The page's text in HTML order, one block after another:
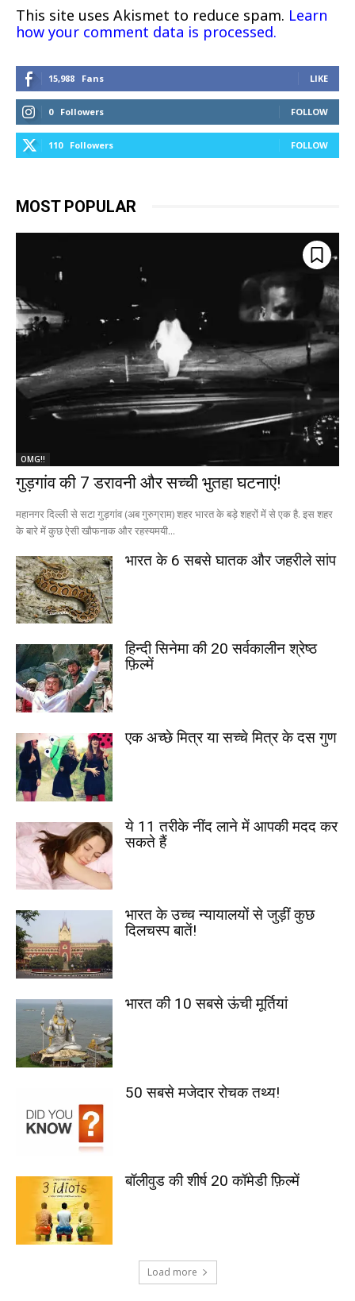
This site uses Akismet to reduce spam. Learn
how your comment data is processed.
15,988 Fans LIKE
0 Followers FOLLOW
110 Followers FOLLOW
MOST POPULAR
OMG!!
गुड़गांव की 7 डरावनी और सच्ची भुतहा घटनाएं!
महानगर दिल्ली से सटा गुड़गांव (अब गुरुग्राम) शहर भारत के बड़े शहरों में से एक है. इस शहर
के बारे में कुछ ऐसी खौफनाक और रहस्यमयी...
भारत के 6 सबसे घातक और जहरीले सांप
हिन्दी सिनेमा की 20 सर्वकालीन श्रेष्ठ
फ़िल्में
एक अच्छे मित्र या सच्चे मित्र के दस गुण
ये 11 तरीके नींद लाने में आपकी मदद कर
सकते हैं
भारत के उच्च न्यायालयों से जुड़ीं कुछ
दिलचस्प बातें!
भारत की 10 सबसे ऊंची मूर्तियां
50 सबसे मजेदार रोचक तथ्य!
बॉलीवुड की शीर्ष 20 कॉमेडी फ़िल्में
Load more